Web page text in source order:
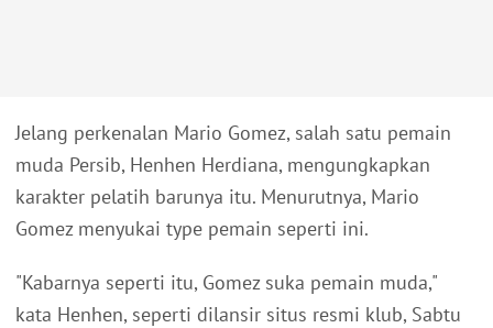
Jelang perkenalan Mario Gomez, salah satu pemain
muda Persib, Henhen Herdiana, mengungkapkan
karakter pelatih barunya itu. Menurutnya, Mario
Gomez menyukai type pemain seperti ini.
"Kabarnya seperti itu, Gomez suka pemain muda,"
kata Henhen, seperti dilansir situs resmi klub, Sabtu